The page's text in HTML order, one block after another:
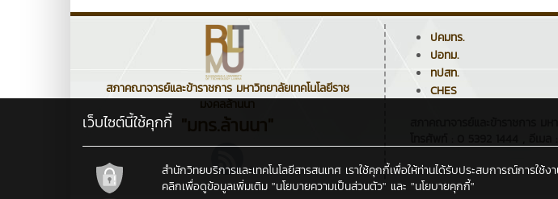
สภาคณาจารย์และข้าราชการ มหาวิทยาลัยเทคโนโลยีราช
มงคลล้านนา
"มทร.ล้านนา"
ปคมทร.
ปอทม.
ทปสท.
CHES
เว็บไซต์นี้ใช้คุกกี้
สำนักวิทยบริการและเทคโนโลยีสารสนเทศ เราใช้คุกกี้เพื่อให้ท่านได้รับประสบการณ์การใช้
คลิกเพื่อดูข้อมูลเพิ่มเติม "นโยบายความเป็นส่วนตัว" และ "นโยบายคุกกี้"